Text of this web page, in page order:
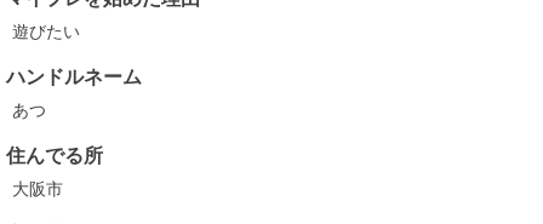
遊びたい
ハンドルネーム
あつ
住んでる所
大阪市